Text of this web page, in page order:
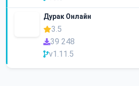
Дурак Онлайн
3.5
39 248
v1.11.5